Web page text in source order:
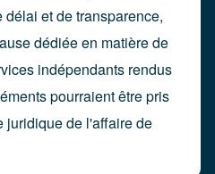
et de transparence,
dédiée en matière de
indépendants rendus
pourraient être pris
juridique de l'affaire de